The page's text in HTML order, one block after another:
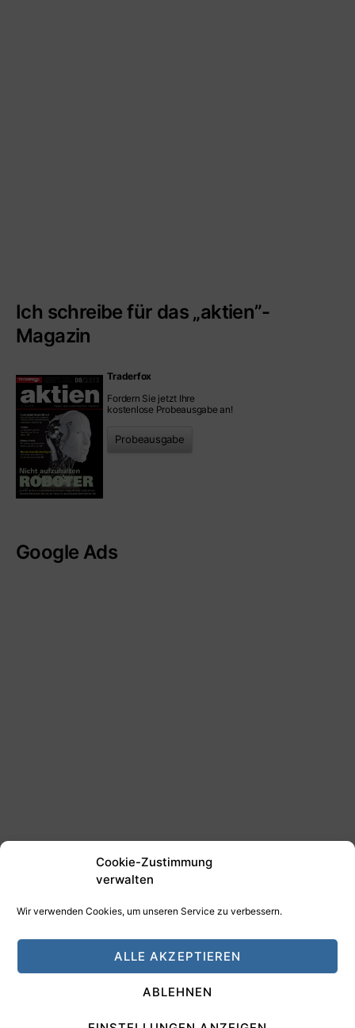
Cookie-Zustimmung
verwalten
Wir verwenden Cookies, um unseren Service zu verbessern.
ALLE AKZEPTIEREN
ABLEHNEN
Ich schreibe für das „aktien”-
Magazin
Traderfox
Fordern Sie jetzt Ihre
kostenlose Probeausgabe an!
Probeausgabe
Google Ads
HAMANN DESIGN - Digitale Medien
Impressum Datenschutz